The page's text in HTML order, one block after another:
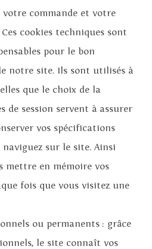
votre commande et votre
cookies techniques sont
pour le bon
notre site. Ils sont utilisés à
que le choix de la
de session servent à assurer
vos spécifications
sur le site. Ainsi
mettre en mémoire vos
fois que vous visitez une
ou permanents : grâce
le site connaît vos